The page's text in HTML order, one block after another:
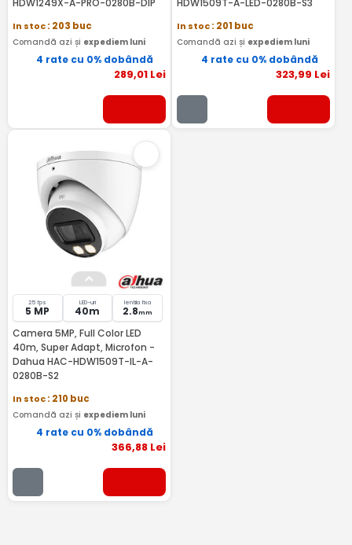
HDW1249X-A-PRO-0280B-DIP
In stoc: 203 buc
Comandă azi și expediem luni
4 rate cu 0% dobândă
289,01Lei
HDW1509T-A-LED-0280B-S3
In stoc: 201 buc
Comandă azi și expediem luni
4 rate cu 0% dobândă
323,99 Lei
25 fps
5 MP
LED-uri
40m
lentila fixa
2.8mm
Camera 5MP, Full Color LED
40m, Super Adapt, Microfon -
Dahua HAC-HDW1509T-IL-A-
0280B-S2
In stoc: 210 buc
Comandă azi și expediem luni
4 rate cu 0% dobândă
366,88Lei